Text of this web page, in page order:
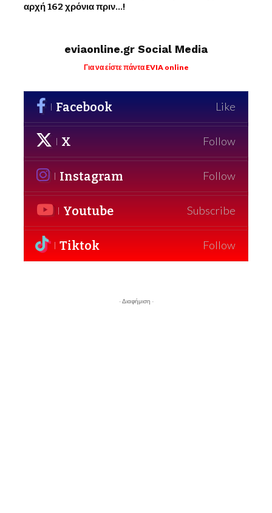
αρχή 162 χρόνια πριν…!
eviaonline.gr Social Media
Για να είστε πάντα EVIA online
Facebook Like
X Follow
Instagram Follow
Youtube Subscribe
Tiktok Follow
- Διαφήμιση -